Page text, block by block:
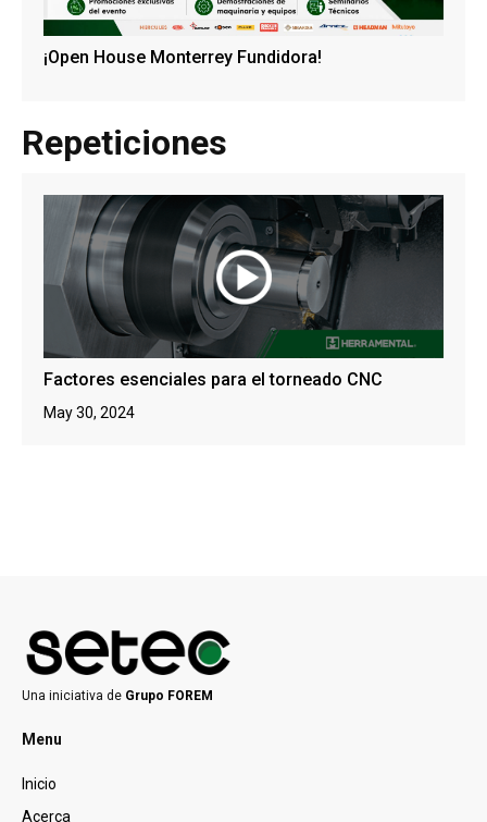
¡Open House Monterrey Fundidora!
Repeticiones
Factores esenciales para el torneado CNC
May 30, 2024
Una iniciativa de Grupo FOREM
Menu
Inicio
Acerca